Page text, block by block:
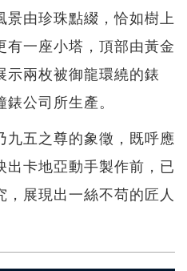
由珍珠點綴，恰如樹上
有一座小塔，頂部由黃金
示兩枚被御龍環繞的錶
公司所生產。
九五之尊的象徵，既呼應
出卡地亞動手製作前，已
展現出一絲不苟的匠人